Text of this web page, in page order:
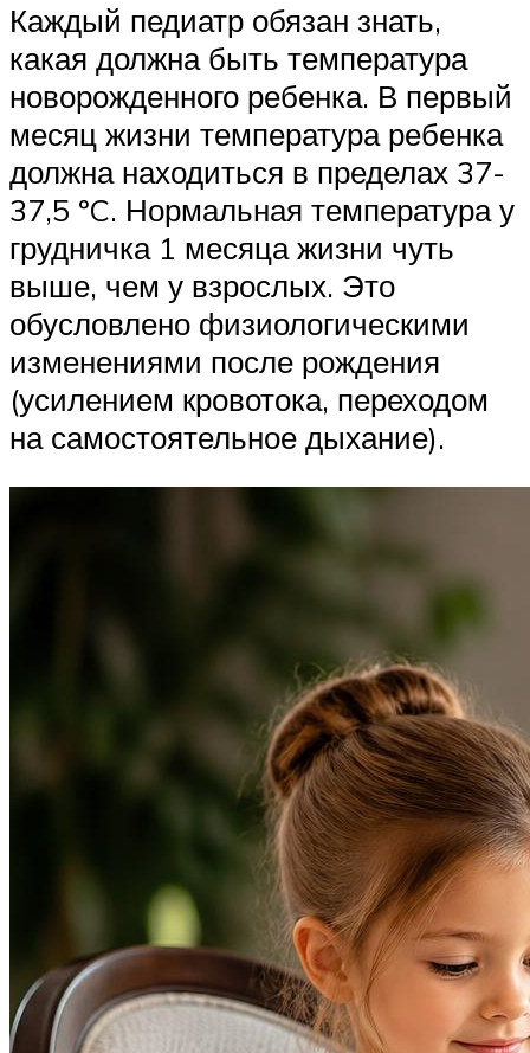
Каждый педиатр обязан знать,
какая должна быть температура
новорожденного ребенка. В первый
месяц жизни температура ребенка
должна находиться в пределах 37-
37,5 ºC. Нормальная температура у
грудничка 1 месяца жизни чуть
выше, чем у взрослых. Это
обусловлено физиологическими
изменениями после рождения
(усилением кровотока, переходом
на самостоятельное дыхание).